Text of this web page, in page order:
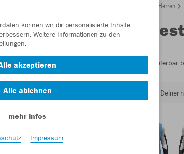
Herren
JAKO
- Lieferbar
Lust auf 30% Rabatt bei Deiner
können wir dir personalisierte Inhalte
Weitere Informationen zu den
akzeptieren
Alle ablehnen
mehr Infos
Impressum